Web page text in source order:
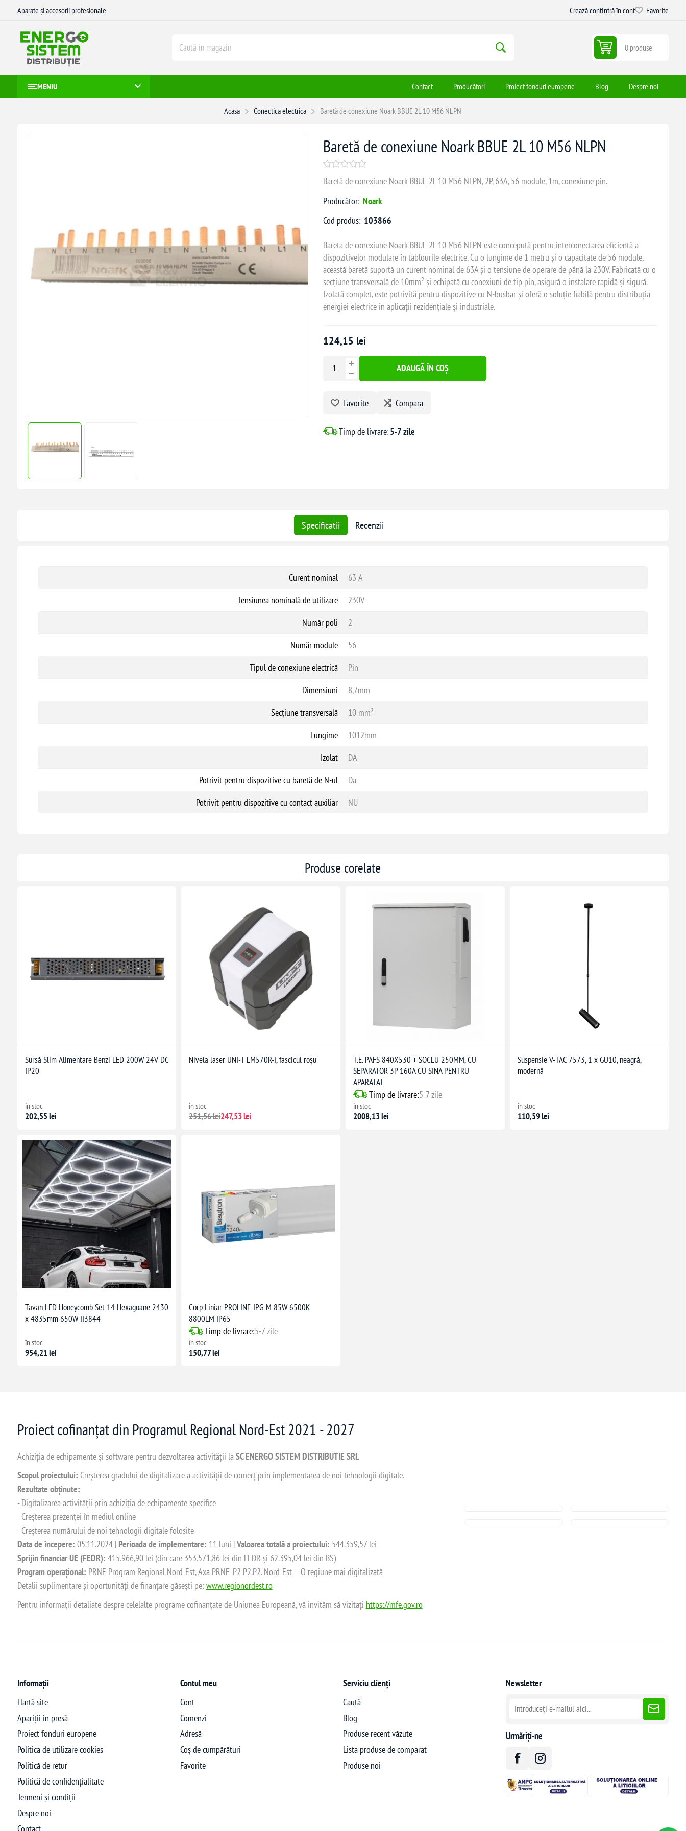
Aparate și accesorii profesionale Crează contIntră în cont Favorite
0 produse
MENIU Contact Producători Proiect fonduri europene Blog Despre noi
Acasa Conectica electrica Baretă de conexiune Noark BBUE 2L 10 M56 NLPN
Baretă de conexiune Noark BBUE 2L 10 M56 NLPN
Baretă de conexiune Noark BBUE 2L 10 M56 NLPN, 2P, 63A, 56 module, 1m, conexiune pin.
Producător: Noark
Cod produs: 103866
Bareta de conexiune Noark BBUE 2L 10 M56 NLPN este concepută pentru interconectarea eficientă a
dispozitivelor modulare în tablourile electrice. Cu o lungime de 1 metru și o capacitate de 56 module,
această baretă suportă un curent nominal de 63A și o tensiune de operare de până la 230V. Fabricată cu o
secțiune transversală de 10mm² și echipată cu conexiuni de tip pin, asigură o instalare rapidă și sigură.
Izolată complet, este potrivită pentru dispozitive cu N-busbar și oferă o soluție fiabilă pentru distribuția
energiei electrice în aplicații rezidențiale și industriale.
124,15 lei
ADAUGĂ ÎN COȘ
Favorite Compara
Timp de livrare:5-7 zile
Specificatii Recenzii
Curent nominal
63 A
Tensiunea nominală de utilizare
230V
Număr poli
2
Număr module
56
Tipul de conexiune electrică
Pin
Dimensiuni
8,7mm
Secțiune transversală
10 mm²
Lungime
1012mm
Izolat
DA
Potrivit pentru dispozitive cu baretă de N-ul
Da
Potrivit pentru dispozitive cu contact auxiliar
NU
Produse corelate
Sursă Slim Alimentare Benzi LED 200W 24V DC
IP20
în stoc
202,55 lei
Nivela laser UNI-T LM570R-I, fascicul roșu
în stoc
251,56 lei247,53 lei
T.E. PAFS 840X530 + SOCLU 250MM, CU
SEPARATOR 3P 160A CU SINA PENTRU
APARATAJ
Timp de livrare:5-7 zile
în stoc
2008,13 lei
Suspensie V-TAC 7573, 1 x GU10, neagră,
modernă
în stoc
110,59 lei
Tavan LED Honeycomb Set 14 Hexagoane 2430
x 4835mm 650W II3844
în stoc
954,21 lei
Corp Liniar PROLINE-IPG-M 85W 6500K
8800LM IP65
Timp de livrare:5-7 zile
în stoc
150,77 lei
Proiect cofinanțat din Programul Regional Nord-Est 2021 - 2027
Achiziția de echipamente și software pentru dezvoltarea activității laSC ENERGO SISTEM DISTRIBUTIE SRL
Scopul proiectului: Creșterea gradului de digitalizare a activității de comerț prin implementarea de noi tehnologii digitale.
Rezultate obținute:
- Digitalizarea activității prin achiziția de echipamente specifice
- Creșterea prezenței în mediul online
- Creșterea numărului de noi tehnologii digitale folosite
Data de începere: 05.11.2024 | Perioada de implementare: 11 luni |Valoarea totală a proiectului: 544.359,57 lei
Sprijin financiar UE (FEDR): 415.966,90 lei (din care 353.571,86 lei din FEDR și 62.395,04 lei din BS)
Program operațional: PRNE Program Regional Nord-Est, Axa PRNE_P2 P2.P2. Nord-Est – O regiune mai digitalizată
Detalii suplimentare și oportunități de finanțare găsești pe: www.regionordest.ro
Pentru informații detaliate despre celelalte programe cofinanțate de Uniunea Europeană, vă invităm să vizitați https://mfe.gov.ro
Informații
Hartă site
Apariții în presă
Proiect fonduri europene
Politica de utilizare cookies
Politică de retur
Politică de confidențialitate
Termeni și condiții
Despre noi
Contact
Contul meu
Cont
Comenzi
Adresă
Coș de cumpărături
Favorite
Serviciu clienți
Caută
Blog
Produse recent văzute
Lista produse de comparat
Produse noi
Newsletter
Urmăriți-ne